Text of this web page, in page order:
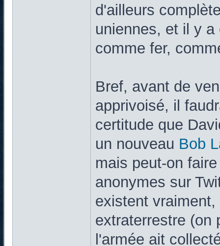
d'ailleurs
uniennes, et il y
comme fer,
Bref, avant de
apprivoisé, il
certitude que
un nouveau Bob
mais peut-on
anonymes sur
existent
extraterrestre (on
l'armée ait